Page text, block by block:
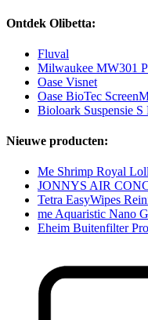
Ontdek Olibetta:
Fluval
Milwaukee MW301
Oase Visnet
Oase BioTec
Bioloark Suspensie
Nieuwe producten:
Me Shrimp Royal
JONNYS AIR
Tetra EasyWipes
me Aquaristic Nano
Eheim Buitenfilter